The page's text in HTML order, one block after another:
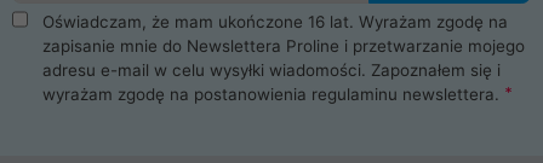
Oświadczam, że mam ukończone 16 lat. Wyrażam zgodę na
zapisanie mnie do Newslettera Proline i przetwarzanie mojego
adresu e-mail w celu wysyłki wiadomości. Zapoznałem się i
wyrażam zgodę na postanowienia regulaminu newslettera.